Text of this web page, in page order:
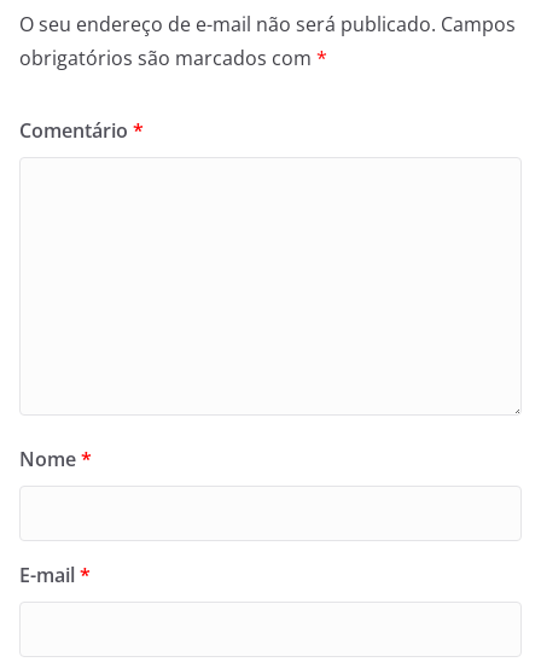
O seu endereço de e-mail não será publicado. Campos
obrigatórios são marcados com *
Comentário *
Nome*
E-mail*